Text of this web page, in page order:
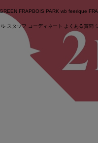
FRAPBOIS PARK wb feerique
ル スタッフ コーディネート よくある質問